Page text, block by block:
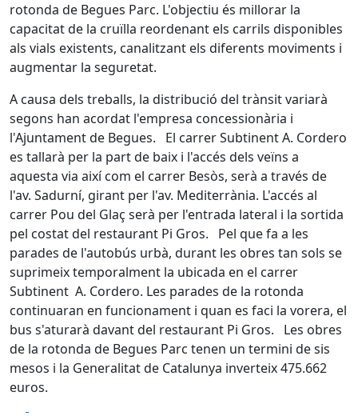
rotonda de Begues Parc. L'objectiu és millorar la
capacitat de la cruïlla reordenant els carrils disponibles
als vials existents, canalitzant els diferents moviments i
augmentar la seguretat.
A causa dels treballs, la distribució del trànsit variarà
segons han acordat l'empresa concessionària i
l'Ajuntament de Begues. El carrer Subtinent A. Cordero
es tallarà per la part de baix i l'accés dels veïns a
aquesta via així com el carrer Besòs, serà a través de
l'av. Sadurní, girant per l'av. Mediterrània. L'accés al
carrer Pou del Glaç serà per l'entrada lateral i la sortida
pel costat del restaurant Pi Gros. Pel que fa a les
parades de l'autobús urbà, durant les obres tan sols se
suprimeix temporalment la ubicada en el carrer
Subtinent A. Cordero. Les parades de la rotonda
continuaran en funcionament i quan es faci la vorera, el
bus s'aturarà davant del restaurant Pi Gros. Les obres
de la rotonda de Begues Parc tenen un termini de sis
mesos i la Generalitat de Catalunya inverteix 475.662
euros.